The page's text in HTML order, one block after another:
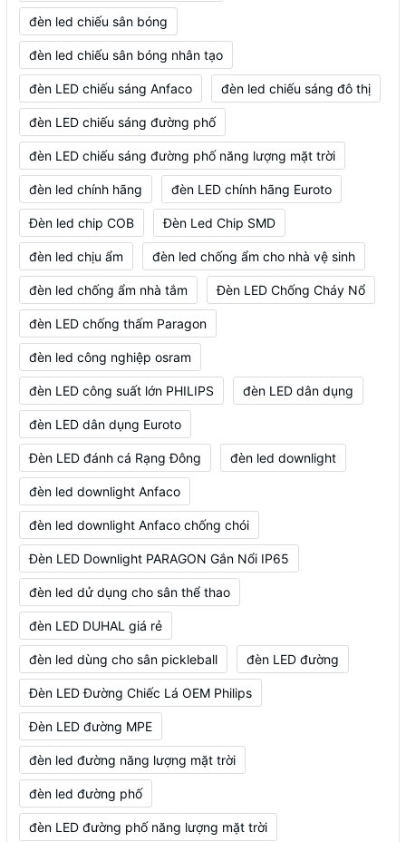
đèn led chiếu sân bóng
đèn led chiếu sân bóng nhân tạo
đèn LED chiếu sáng Anfaco đèn led chiếu sáng đô thị
đèn LED chiếu sáng đường phố
đèn LED chiếu sáng đường phố năng lượng mặt trời
đèn led chính hãng đèn LED chính hãng Euroto
Đèn led chip COB Đèn Led Chip SMD
đèn led chịu ẩm đèn led chống ẩm cho nhà vệ sinh
đèn led chống ẩm nhà tắm Đèn LED Chống Cháy Nổ
đèn LED chống thấm Paragon
đèn led công nghiệp osram
đèn LED công suất lớn PHILIPS đèn LED dân dụng
đèn LED dân dụng Euroto
Đèn LED đánh cá Rạng Đông đèn led downlight
đèn led downlight Anfaco
đèn led downlight Anfaco chống chói
Đèn LED Downlight PARAGON Gắn Nổi IP65
đèn led dử dụng cho sân thể thao
đèn LED DUHAL giá rẻ
đèn led dùng cho sân pickleball đèn LED đường
Đèn LED Đường Chiếc Lá OEM Philips
Đèn LED đường MPE
đèn led đường năng lượng mặt trời
đèn led đường phố
đèn LED đường phố năng lượng mặt trời